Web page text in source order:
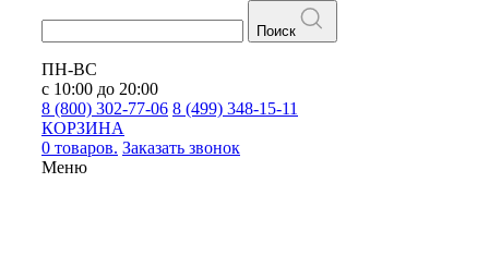
Поиск
ПН-ВС
с 10:00 до 20:00
8 (800) 302-77-06 8 (499) 348-15-11
КОРЗИНА
0 товаров. Заказать звонок
Меню